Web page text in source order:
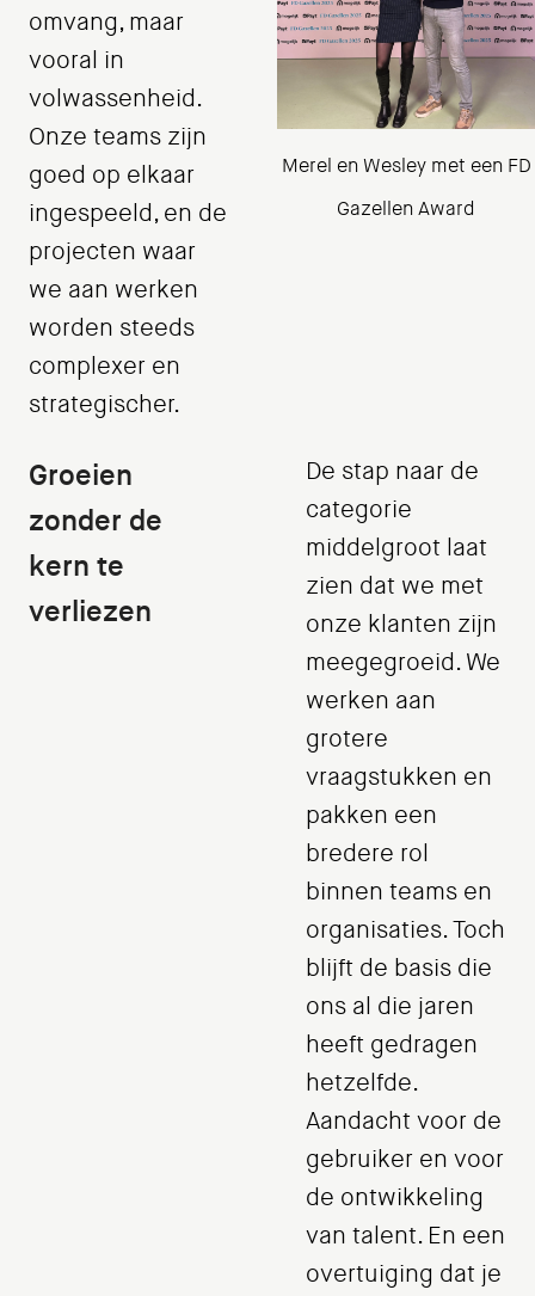
omvang, maar
vooral in
volwassenheid.
Onze teams zijn
goed op elkaar
ingespeeld, en de
projecten waar
we aan werken
worden steeds
complexer en
strategischer.
Merel en Wesley met een FD
Gazellen Award
Groeien
zonder de
kern te
verliezen
De stap naar de
categorie
middelgroot laat
zien dat we met
onze klanten zijn
meegegroeid. We
werken aan
grotere
vraagstukken en
pakken een
bredere rol
binnen teams en
organisaties. Toch
blijft de basis die
ons al die jaren
heeft gedragen
hetzelfde.
Aandacht voor de
gebruiker en voor
de ontwikkeling
van talent. En een
overtuiging dat je